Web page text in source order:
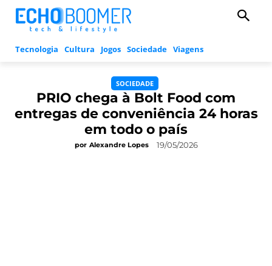
Tecnologia Cultura Jogos Sociedade Viagens
SOCIEDADE
PRIO chega à Bolt Food com
entregas de conveniência 24 horas
em todo o país
por Alexandre Lopes 19/05/2026